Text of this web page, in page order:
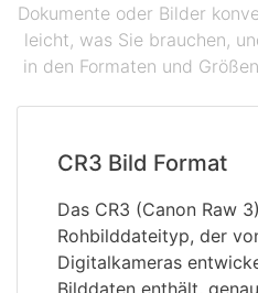
Dokumente oder Bilder
leicht, was Sie brauchen,
in den Formaten und
CR3 Bild Format
Das CR3 (Canon Raw
Rohbilddateityp, der
Digitalkameras